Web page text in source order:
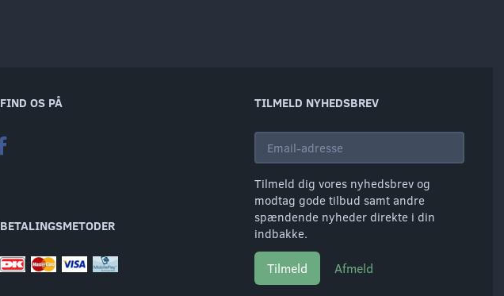
FIND OS PÅ
BETALINGSMETODER
TILMELD NYHEDSBREV
adresse
Tilmeld dig vores nyhedsbrev og
modtag gode tilbud samt andre
spændende nyheder direkte i din
indbakke.
Tilmeld Afmeld